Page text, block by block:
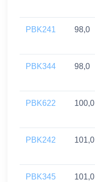
PBK241 98,0
PBK344 98,0
PBK622 100,0
PBK242 101,0
PBK345 101,0